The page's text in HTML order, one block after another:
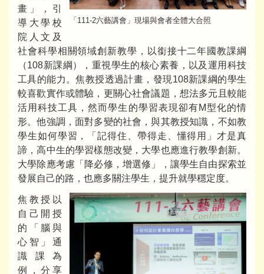
「111-2六藝講會」現場與會者全體大合照
畫」，引
導大學校
院人文及
社會科學相關領域創新教學，以銜接十二年國教課綱
（108新課綱），重視學生的核心素養，以及運用科技
工具的能力。焦教授透過計畫，發現108新課綱的學生
較喜歡實作或體驗，更關心社會議題，想法多元且較能
活用科技工具，然而學生的學習表現卻有M型化的情
形。他強調，面對多變的社會，與其教授知識，不如教
學生如何學習，「記得住、帶得走、懂得用」才是真
諦，高中生的學習樣態改變，大學也應進行教學創新。
大學除應考慮「降必修，增選修」，讓學生自由探索並
發展自己的路，也應多關注學生，提升就學穩定度。
焦教授以
自己開授
的「腦與
心智」通
識課為
例，分享